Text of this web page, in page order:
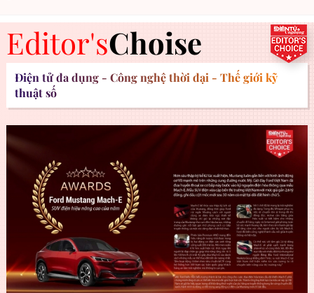
Editor'sChoise
Điện tử đa dụng - Công nghệ thời đại - Thế giới kỹ
thuật số